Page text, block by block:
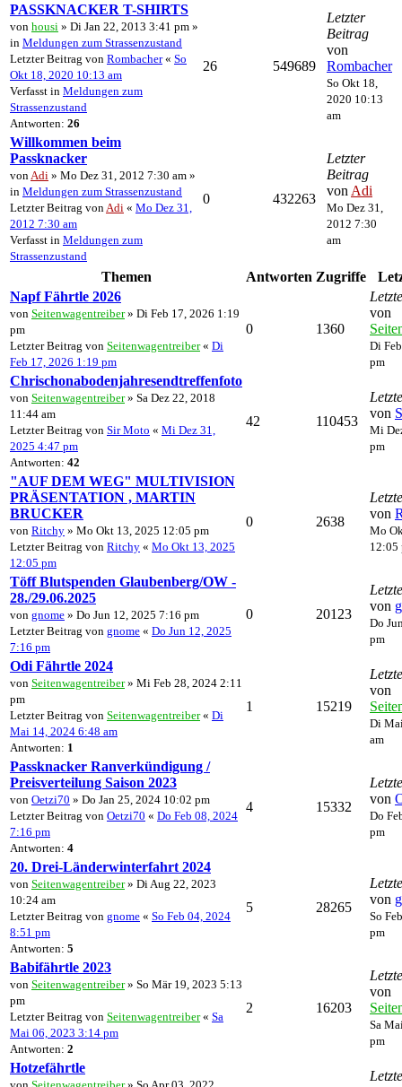
PASSKNACKER T-SHIRTS
von housi » Di Jan 22, 2013 3:41 pm »
in Meldungen zum Strassenzustand
Letzter Beitrag von Rombacher« So
Okt 18, 2020 10:13 am
Verfasst in Meldungen zum
Strassenzustand
Antworten: 26
26 549689
Letzter
Beitrag
von
Rombacher
So Okt 18,
2020 10:13
am
Willkommen beim
Passknacker
von Adi » Mo Dez 31, 2012 7:30 am »
in Meldungen zum Strassenzustand
Letzter Beitrag von Adi « Mo Dez 31,
2012 7:30 am
Verfasst in Meldungen zum
Strassenzustand
0 432263
Letzter
Beitrag
von Adi
Mo Dez 31,
2012 7:30
am
Themen Antworten Zugriffe
Napf Fährtle 2026
von Seitenwagentreiber» Di Feb 17, 2026 1:19
pm
Letzter Beitrag von Seitenwagentreiber« Di
Feb 17, 2026 1:19 pm
0 1360
von
Di
pm
Chrischonabodenjahresendtreffenfoto
von Seitenwagentreiber» Sa Dez 22, 2018
11:44 am
Letzter Beitrag von Sir Moto « Mi Dez 31,
2025 4:47 pm
Antworten: 42
42 110453
von
Mi
pm
"AUF DEM WEG" MULTIVISION
PRÄSENTATION , MARTIN
BRUCKER
von Ritchy » Mo Okt 13, 2025 12:05 pm
Letzter Beitrag von Ritchy « Mo Okt 13, 2025
12:05 pm
0 2638
von
Mo
12:05
Töff Blutspenden Glaubenberg/OW -
28./29.06.2025
von gnome » Do Jun 12, 2025 7:16 pm
Letzter Beitrag von gnome « Do Jun 12, 2025
7:16 pm
0 20123
von
Do
pm
Odi Fährtle 2024
von Seitenwagentreiber» Mi Feb 28, 2024 2:11
pm
Letzter Beitrag von Seitenwagentreiber« Di
Mai 14, 2024 6:48 am
Antworten: 1
1 15219
von
Di
am
Passknacker Ranverkündigung /
Preisverteilung Saison 2023
von Oetzi70 » Do Jan 25, 2024 10:02 pm
Letzter Beitrag von Oetzi70 « Do Feb 08, 2024
7:16 pm
Antworten: 4
4 15332
von
Do
pm
20. Drei-Länderwinterfahrt 2024
von Seitenwagentreiber» Di Aug 22, 2023
10:24 am
Letzter Beitrag von gnome « So Feb 04, 2024
8:51 pm
Antworten: 5
5 28265
von
So
pm
Babifährtle 2023
von Seitenwagentreiber» So Mär 19, 2023 5:13
pm
Letzter Beitrag von Seitenwagentreiber« Sa
Mai 06, 2023 3:14 pm
Antworten: 2
2 16203
von
Sa
pm
Hotzefährtle